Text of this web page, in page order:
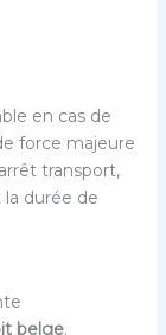
en cas de
force majeure
transport,
la durée de
belge.